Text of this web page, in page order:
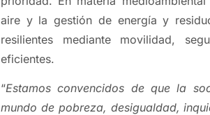
aire y la gestión de energía y
resilientes mediante movilidad,
eficientes.
“Estamos convencidos de que la
mundo de pobreza, desigualdad,